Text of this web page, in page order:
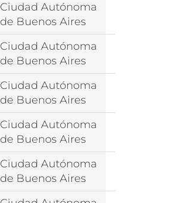
Ciudad Autónoma
de Buenos Aires
Ciudad Autónoma
de Buenos Aires
Ciudad Autónoma
de Buenos Aires
Ciudad Autónoma
de Buenos Aires
Ciudad Autónoma
de Buenos Aires